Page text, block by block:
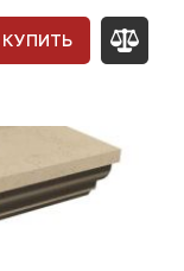
КУПИТЬ